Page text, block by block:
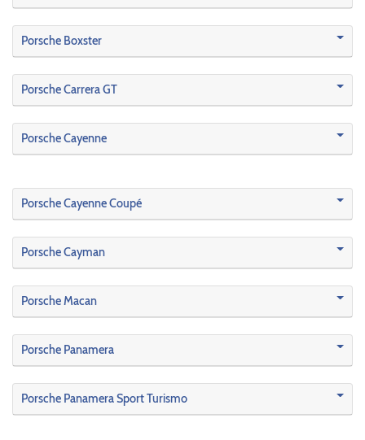
Porsche Boxster
Porsche Carrera GT
Porsche Cayenne
Porsche Cayenne Coupé
Porsche Cayman
Porsche Macan
Porsche Panamera
Porsche Panamera Sport Turismo